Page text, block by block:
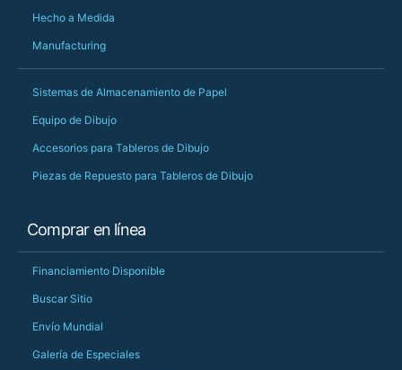
Hecho a Medida
Manufacturing
Sistemas de Almacenamiento de Papel
Equipo de Dibujo
Accesorios para Tableros de Dibujo
Piezas de Repuesto para Tableros de Dibujo
Comprar en línea
Financiamiento Disponible
Buscar Sitio
Envío Mundial
Galería de Especiales